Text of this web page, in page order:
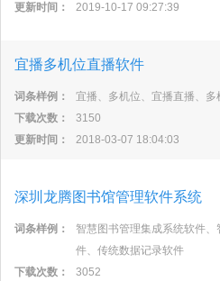
更新时间：
2019-10-17 09:27:39
宜播多机位直播软件
词条样例：
宜播、多机位、宜播直播、
下载次数：
3150
更新时间：
2018-03-07 18:04:03
深圳龙腾图书馆管理软件系统
词条样例：
智慧图书管理集成系统软件
件、传统数据记录软件
下载次数：
3052